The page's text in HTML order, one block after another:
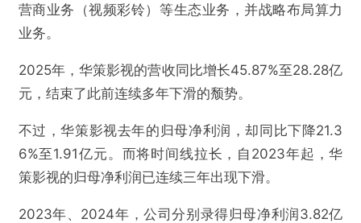
营商业务（视频彩铃）等生态业务，并战略布局算力
业务。
2025年，华策影视的营收同比增长45.87%至28.28亿
元，结束了此前连续多年下滑的颓势。
不过，华策影视去年的归母净利润，却同比下降21.3
6%至1.91亿元。而将时间线拉长，自2023年起，华
策影视的归母净利润已连续三年出现下滑。
2023年、2024年，公司分别录得归母净利润3.82亿